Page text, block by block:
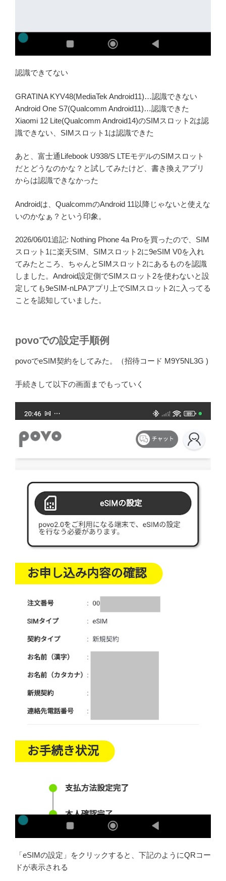
認識できてない
GRATINA KYV48(MediaTek Android11)…認識できない
Android One S7(Qualcomm Android11)…認識できた
Xiaomi 12 Lite(Qualcomm Android14)のSIMスロット2は認
識できない、SIMスロット1は認識できた
あと、富士通Lifebook U938/S LTEモデルのSIMスロット
だとどうなのかな？と試してみたけど、書き換えアプリ
からは認識できなかった
Androidは、QualcommのAndroid 11以降じゃないと使えな
いのかなぁ？という印象。
2026/06/01追記: Nothing Phone 4a Proを買ったので、SIM
スロット1に楽天SIM、SIMスロット2に9eSIM V0を入れ
てみたところ、ちゃんとSIMスロット2にあるものを認識
しました。Android設定側でSIMスロット2を使わないと設
定しても9eSIM-nLPAアプリ上でSIMスロット2に入ってる
ことを認知していました。
povoでの設定手順例
povoでeSIM契約をしてみた。（招待コード M9Y5NL3G )
手続きして以下の画面までもっていく
「eSIMの設定」をクリックすると、下記のようにQRコー
ドが表示される